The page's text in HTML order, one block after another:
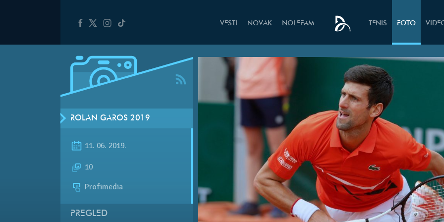
VESTI NOVAK NOLEFAM TENIS FOTO
ROLAN GAROS 2019
11. 06. 2019.
10
Profimedia
PREGLED